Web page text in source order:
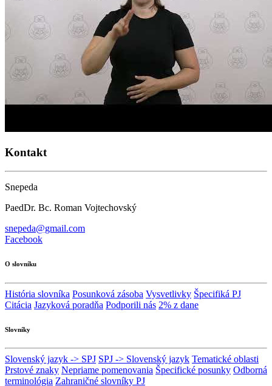
Kontakt
Snepeda
PaedDr. Bc. Roman Vojtechovský
snepeda@gmail.com
Facebook
O slovníku
História slovníka Posunková zásoba Vysvetlivky Špecifiká PJ
Citácia Jazyková poradňa Podporili nás 2% z dane
Slovníky
Slovenský jazyk -> SPJ SPJ -> Slovenský jazyk Tematické oblasti
Prstové znaky Nepriame pomenovania Špecifické posunky Odborná
terminológia Zahraničné slovníky PJ